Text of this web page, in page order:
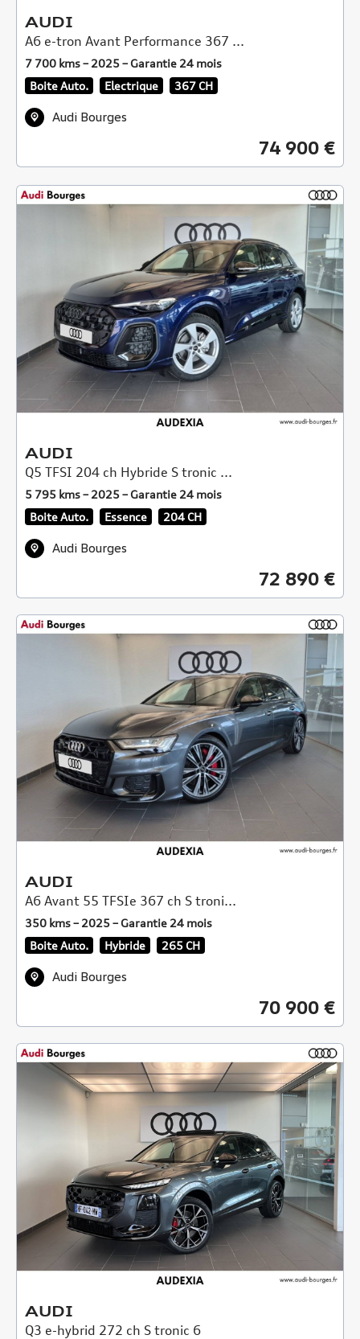
AUDI
A6 e-tron Avant Performance 367 ...
7 700 kms – 2025 – Garantie 24 mois
Boite Auto.
Electrique 367 CH
Audi Bourges
74 900 €
AUDI
Q5 TFSI 204 ch Hybride S tronic ...
5 795 kms – 2025 – Garantie 24 mois
Boite Auto.
Essence 204 CH
Audi Bourges
72 890 €
AUDI
A6 Avant 55 TFSIe 367 ch S troni...
350 kms – 2025 – Garantie 24 mois
Boite Auto.
Hybride 265 CH
Audi Bourges
70 900 €
AUDI
Q3 e-hybrid 272 ch S tronic 6